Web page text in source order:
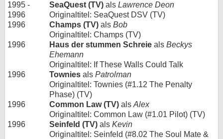
1995 -
1996
SeaQuest (TV) als Lawrence Deon
Originaltitel: SeaQuest DSV (TV)
1996
Champs (TV) als Bob
Originaltitel: Champs (TV)
1996
Haus der stummen Schreie als Beckys
Ehemann
Originaltitel: If These Walls Could Talk
1996
Townies als Patrolman
Originaltitel: Townies (#1.12 The Penalty
Phase) (TV)
1996
Common Law (TV) als Alex
Originaltitel: Common Law (#1.01 Pilot) (TV)
1996
Seinfeld (TV) als Kevin
Originaltitel: Seinfeld (#8.02 The Soul Mate &